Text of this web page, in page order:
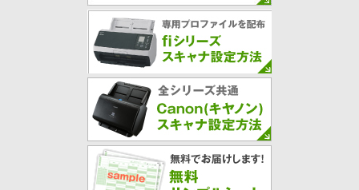
・空欄をエラーとしない設定に対応
・複数回答でマーク数不一致の場合、集計時に不明に
なるように修正
[Ver. 2.1.0更新]
・無料版 ライセンスキー認証機能除去
・「－」「±」があるシートのエラー修正画面のバグ
修正
[Ver. 2.0.47更新]
・選択肢に“（ダブルクォーテーション）があるとき
の不具合を修正
・シートSN-0288,SN-0289のWord出力ファイルのテ